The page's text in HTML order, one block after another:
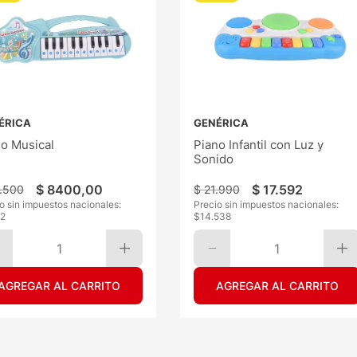
Musical
500 $ 8400,00
sin impuestos nacionales:
1
AL CARRITO
GENÉRICA
Piano Infantil con Luz y
Sonido
$ 21.990 $ 17.592
Precio sin impuestos nacionales:
$14.538
1
AGREGAR AL CARRITO